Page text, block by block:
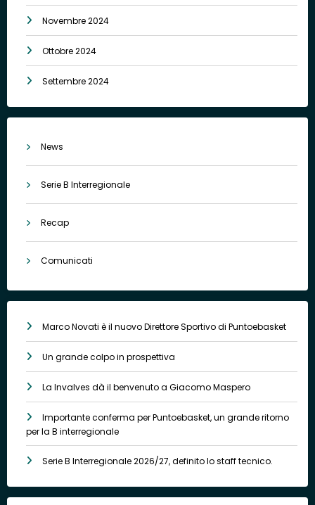
Novembre 2024
Ottobre 2024
Settembre 2024
News
Serie B Interregionale
Recap
Comunicati
Marco Novati è il nuovo Direttore Sportivo di Puntoebasket
Un grande colpo in prospettiva
La Invalves dà il benvenuto a Giacomo Maspero
Importante conferma per Puntoebasket, un grande ritorno
per la B interregionale
Serie B Interregionale 2026/27, definito lo staff tecnico.